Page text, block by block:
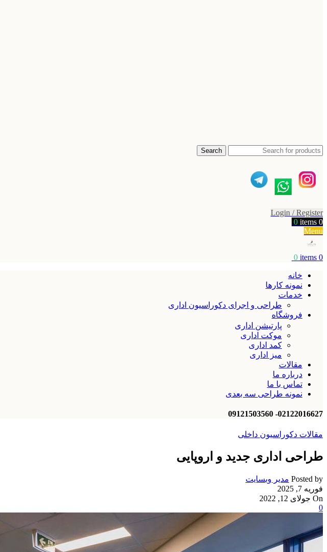
Search
Login / Register
0
items
0
Menu
0
items
0
خانه
نمونه کارها
خدمات
طراحی و اجرای دکوراسیون اداری
فروشگاه
پارتیشن اداری
موکت اداری
کمد اداری
میز اداری
مقالات
درباره ما
تماس با ما
نمونه طراحی سه بعدی
02122016627- 09121503560
مقالات دکوراسیون داخلی
طراحی اداری جدید و اروپایی
Posted by مدیر وبسایت
فوریه 7, 2025
On جولای 12, 2022
0